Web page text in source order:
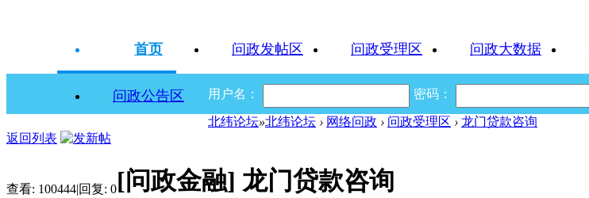
首页 问政发帖区 问政受理区 问政大数据
问政公告区 用户名： 密码：
北纬论坛»北纬论坛 › 网络问政 › 问政受理区 › 龙门贷款咨询
返回列表
查看: 100444|回复: 0[问政金融] 龙门贷款咨询